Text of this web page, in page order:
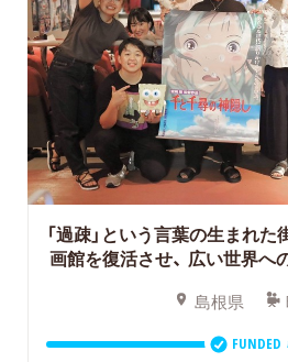
「過疎」という言葉の生まれ
画館を復活させ、 広い世界へ
島根県
FUNDED